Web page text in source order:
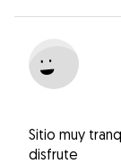
Sitio muy
disfrute